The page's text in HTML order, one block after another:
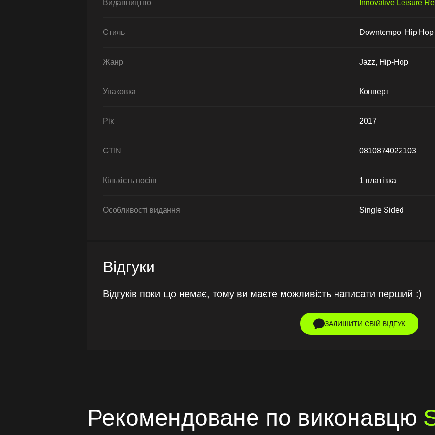
Видавництво Innovative Leisure
Стиль Downtempo, Hip Hop
Жанр Jazz, Hip-Hop
Упаковка Конверт
Рік 2017
GTIN 0810874022103
Кількість носіїв 1 платівка
Особливості видання Single Sided
Відгуки
Відгуків поки що немає, тому ви маєте можливість написати перший :)
ЗАЛИШИТИ СВІЙ ВІДГУК
Рекомендоване по виконавцю